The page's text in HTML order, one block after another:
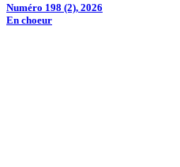
Numéro 198 (2), 2026
En choeur